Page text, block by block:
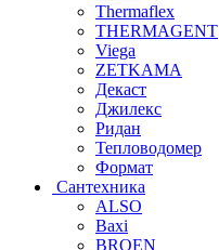
Thermaflex
THERMAGENT
Viega
ZETKAMA
Декаст
Джилекс
Ридан
Тепловодомер
Формат
Сантехника
ALSO
Baxi
BROEN